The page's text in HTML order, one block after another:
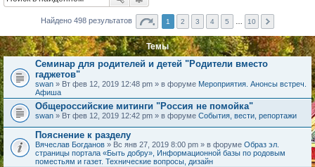
Найдено 498 результатов 1 2 3 4 5 10
Темы
Семинар для родителей и детей "Родители вместо
гаджетов"
swan » Вт фев 12, 2019 12:48 pm » в форуме Мероприятия. Анонсы встреч.
Афиша
Общероссийские митинги "Россия не помойка"
swan » Вт фев 12, 2019 12:42 pm » в форуме События, вести, репортажи
Пояснение к разделу
Вячеслав Богданов » Вс янв 27, 2019 8:00 pm » в форуме Образ эл.
страницы портала «Быть добру», Информационной базы по родовым
поместьям и газет. Технические вопросы, дизайн